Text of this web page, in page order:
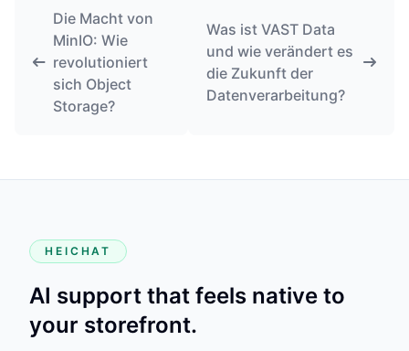
Die Macht von
MinIO: Wie
revolutioniert
sich Object
Storage?
Was ist VAST Data
und wie verändert es
die Zukunft der
Datenverarbeitung?
HEICHAT
AI support that feels native to
your storefront.